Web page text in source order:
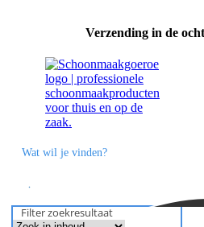
Verzending in de
Filter zoekresultaat